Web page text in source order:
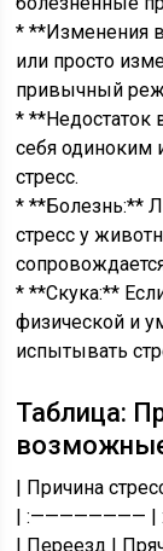
* **Изменения
или просто
привычный
* **Недостаток
себя
стресс.
* **Болезнь:**
стресс у
* **Скука:**
физической и
испытывать
Таблица:
| Причина
| :————————
| Переезд |